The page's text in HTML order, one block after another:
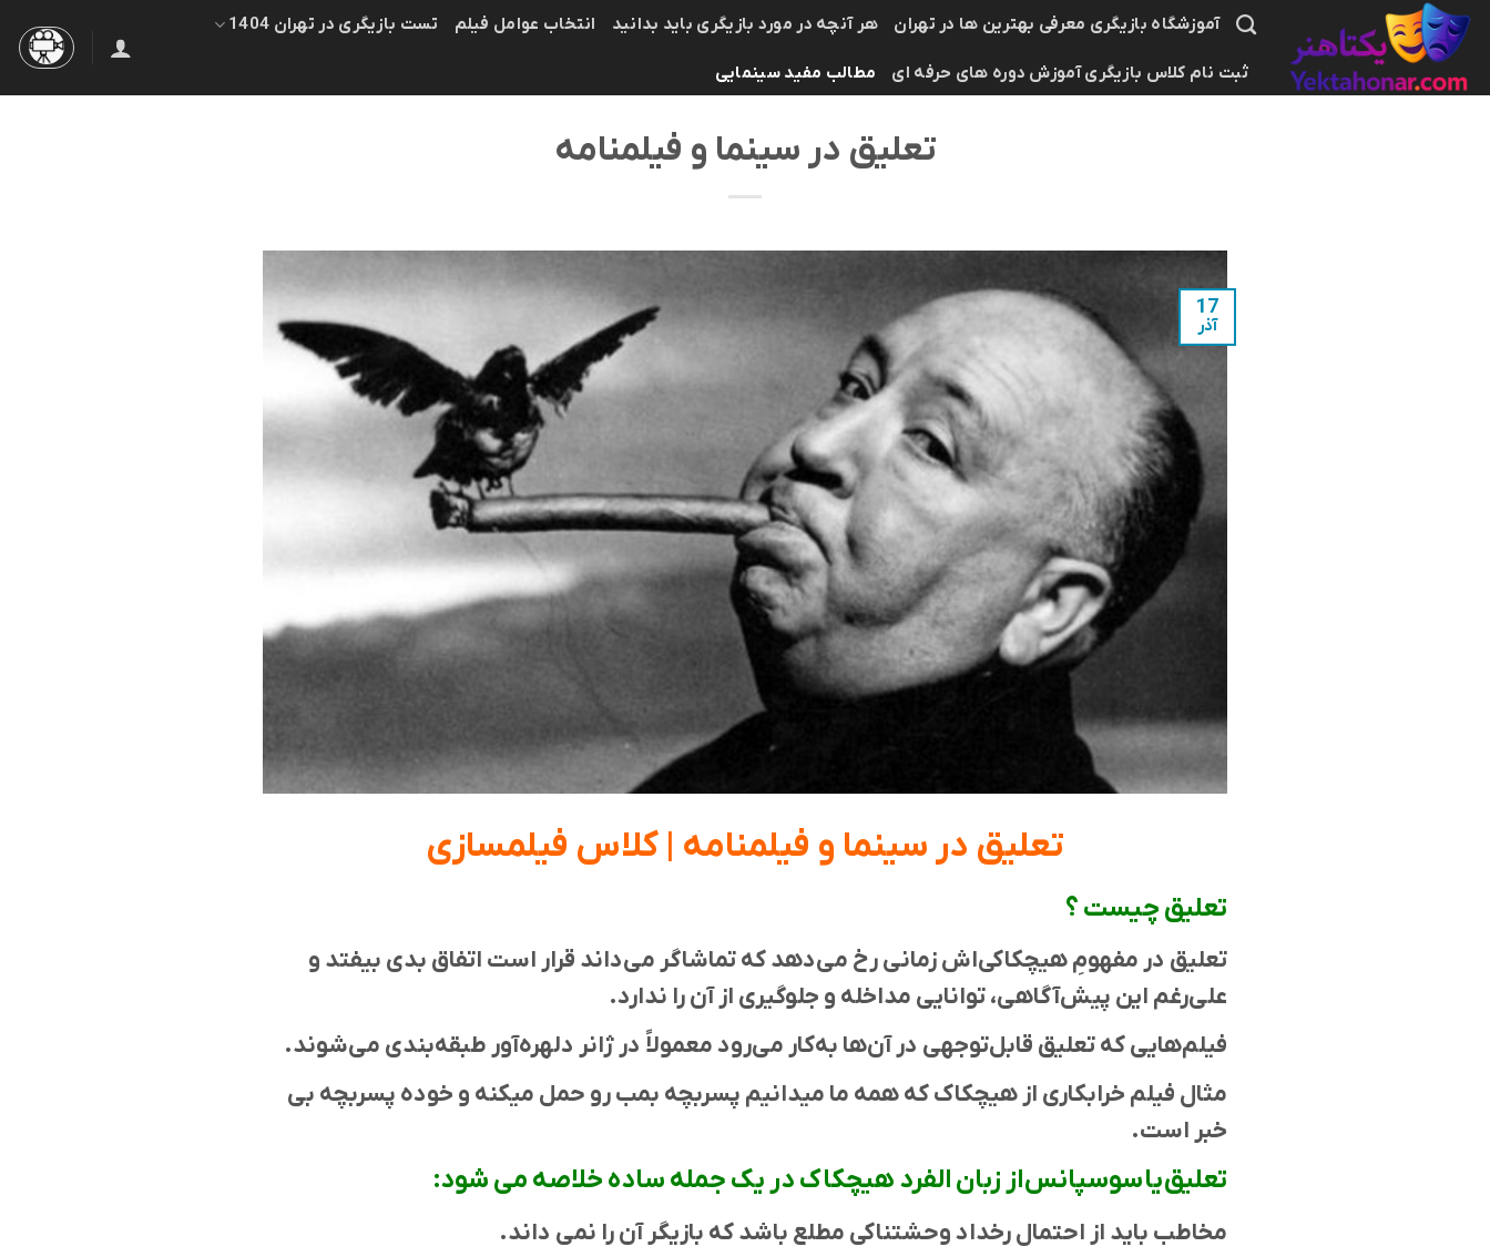
Skip
content
آموزشگاه بازیگری معرفی بهترین ها در تهران هر آنچه در مورد بازیگری باید بدانید انتخاب عوامل فیلم تست بازیگری در تهران 1404
ثبت نام کلاس بازیگری آموزش دوره های حرفه ای مطالب مفید سینمایی
تعلیق در سینما و فیلمنامه
17
آذر
تعلیق در سینما و فیلمنامه | کلاس فیلمسازی
تعلیق چیست ؟
تعلیق در مفهومِ هیچکاکی‌اش زمانی رخ می‌دهد که تماشاگر می‌داند قرار است اتفاق بدی بیفتد و
علی‌رغم این پیش‌آگاهی، توانایی مداخله و جلوگیری از آن را ندارد.
فیلم‌هایی که تعلیق قابل‌توجهی در آن‌ها به‌کار می‌رود معمولاً در ژانر دلهره‌آور طبقه‌بندی می‌شوند.
مثال فیلم خرابکاری از هیچکاک که همه ما میدانیم پسربچه بمب رو حمل میکنه و خوده پسربچه بی
خبر است.
تعلیق یا سوسپانس از زبان الفرد هیچکاک در یک جمله ساده خلاصه می شود:
مخاطب باید از احتمال رخداد وحشتناکی مطلع باشد که بازیگر آن را نمی داند.